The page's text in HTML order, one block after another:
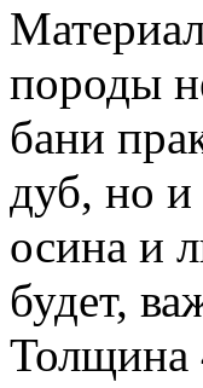
породы
бани
дуб, но
осина и
будет,
Толщина